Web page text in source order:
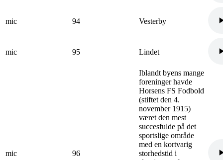
mic 94 Vesterby
mic 95 Lindet
mic 96
Iblandt byens mange
foreninger havde
Horsens FS Fodbold
(stiftet den 4.
november 1915)
været den mest
succesfulde på det
sportslige område
med en kortvarig
storhedstid i